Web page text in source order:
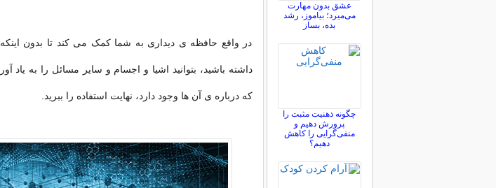
در واقع حافظه ی دیداری به شما کمک می کند تا بدون
داشته باشید، بتوانید اشیا و اجسام و سایر مسائل را به یاد
که درباره ی آن ها وجود دارد، نهایت استفاده را ببرید.
عشق بدون مهارت
می‌میرد؛ بیاموز، رشد
بده، بساز
چگونه ذهنیت مثبت را
پرورش دهیم و
منفی‌گرایی را کاهش
دهیم؟